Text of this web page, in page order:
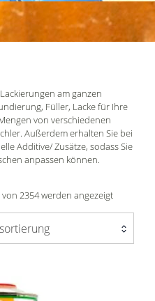
am ganzen
Füller, Lacke für Ihre
von verschiedenen
Außerdem erhalten Sie bei
Additive/ Zusätze, sodass Sie
anpassen können.
von 2354 werden angezeigt